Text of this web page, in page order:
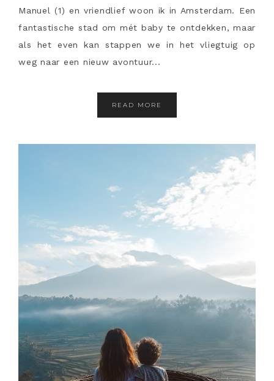
Manuel (1) en vriendlief woon ik in Amsterdam. Een
fantastische stad om mét baby te ontdekken, maar
als het even kan stappen we in het vliegtuig op
weg naar een nieuw avontuur...
READ MORE